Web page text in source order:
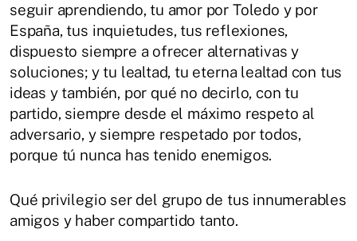
seguir aprendiendo, tu amor por Toledo y por
España, tus inquietudes, tus reflexiones,
dispuesto siempre a ofrecer alternativas y
soluciones; y tu lealtad, tu eterna lealtad con tus
ideas y también, por qué no decirlo, con tu
partido, siempre desde el máximo respeto al
adversario, y siempre respetado por todos,
porque tú nunca has tenido enemigos.
Qué privilegio ser del grupo de tus innumerables
amigos y haber compartido tanto.